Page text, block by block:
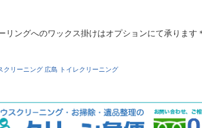
リングへのワックス掛けはオプションにて承ります
クリーニング 広島 トイレクリーニング